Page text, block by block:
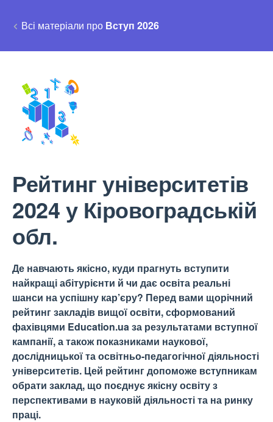
Всі матеріали про Вступ 2026
Рейтинг університетів
2024 у Кіровоградській
обл.
Де навчають якісно, куди прагнуть вступити
найкращі абітурієнти й чи дає освіта реальні
шанси на успішну кар’єру? Перед вами щорічний
рейтинг закладів вищої освіти, сформований
фахівцями Education.ua за результатами вступної
кампанії, а також показниками наукової,
дослідницької та освітньо-педагогічної діяльності
університетів. Цей рейтинг допоможе вступникам
обрати заклад, що поєднує якісну освіту з
перспективами в науковій діяльності та на ринку
праці.